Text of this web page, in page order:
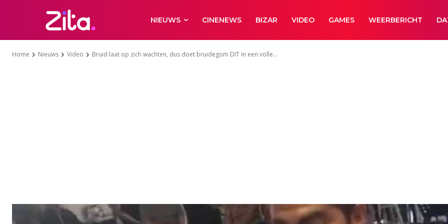
NIEUWS CINENEWS BIZAR VIDEO GAMES WEERBERICHT
Home Nieuws Video Bruid laat op zich wachten, dus doet bruidegom DIT in een volle...